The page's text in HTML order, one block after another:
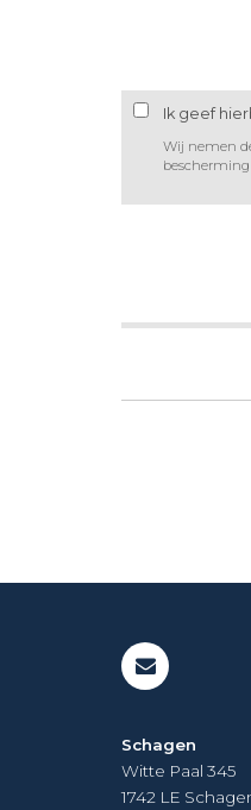
Ik geef
Wij nemen
Schagen
Witte Paal 345
1742 LE